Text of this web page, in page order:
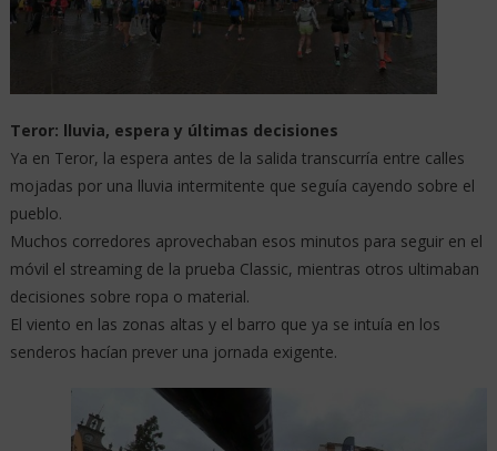
Teror: lluvia, espera y últimas decisiones
Ya en Teror, la espera antes de la salida transcurría entre calles
mojadas por una lluvia intermitente que seguía cayendo sobre el
pueblo.
Muchos corredores aprovechaban esos minutos para seguir en el
móvil el streaming de la prueba Classic, mientras otros ultimaban
decisiones sobre ropa o material.
El viento en las zonas altas y el barro que ya se intuía en los
senderos hacían prever una jornada exigente.